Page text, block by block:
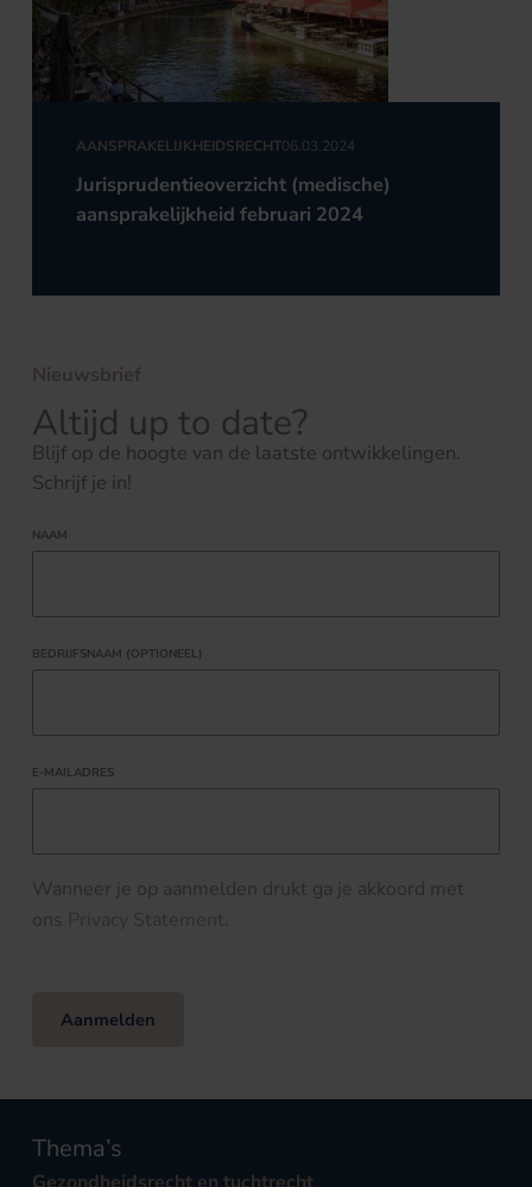
AANSPRAKELIJKHEIDSRECHT06.03.2024
Jurisprudentieoverzicht (medische)
aansprakelijkheid februari 2024
Nieuwsbrief
Altijd up to date?
Blijf op de hoogte van de laatste ontwikkelingen.
Schrijf je in!
NAAM
BEDRIJFSNAAM (OPTIONEEL)
E-MAILADRES
Wanneer je op aanmelden drukt ga je akkoord met
ons Privacy Statement.
Aanmelden
Thema’s
Gezondheidsrecht en tuchtrecht